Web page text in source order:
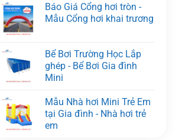
Báo Giá Cổng hơi tròn -
Mẫu Cổng hơi khai trương
Bể Bơi Trường Học Lắp
ghép - Bể Bơi Gia đình
Mini
Mẫu Nhà hơi Mini Trẻ Em
tại Gia đình - Nhà hơi trẻ
em